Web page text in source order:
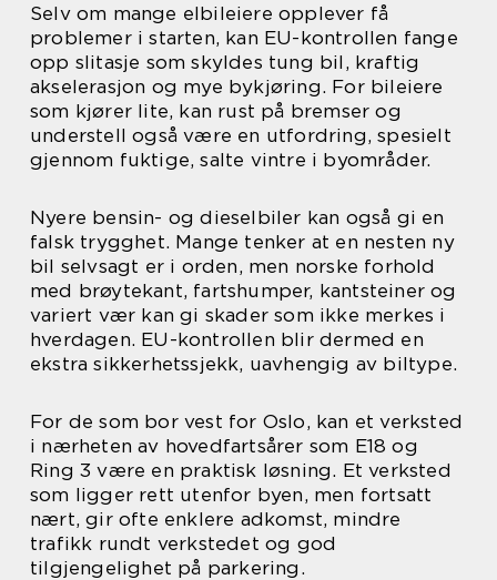
Selv om mange elbileiere opplever få
problemer i starten, kan EU-kontrollen fange
opp slitasje som skyldes tung bil, kraftig
akselerasjon og mye bykjøring. For bileiere
som kjører lite, kan rust på bremser og
understell også være en utfordring, spesielt
gjennom fuktige, salte vintre i byområder.
Nyere bensin- og dieselbiler kan også gi en
falsk trygghet. Mange tenker at en nesten ny
bil selvsagt er i orden, men norske forhold
med brøytekant, fartshumper, kantsteiner og
variert vær kan gi skader som ikke merkes i
hverdagen. EU-kontrollen blir dermed en
ekstra sikkerhetssjekk, uavhengig av biltype.
For de som bor vest for Oslo, kan et verksted
i nærheten av hovedfartsårer som E18 og
Ring 3 være en praktisk løsning. Et verksted
som ligger rett utenfor byen, men fortsatt
nært, gir ofte enklere adkomst, mindre
trafikk rundt verkstedet og god
tilgjengelighet på parkering.